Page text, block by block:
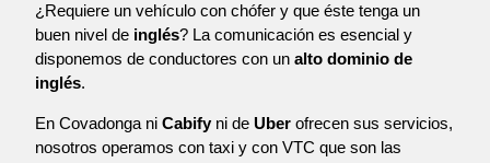
¿Requiere un vehículo con chófer y que éste tenga un
buen nivel de inglés? La comunicación es esencial y
disponemos de conductores con un alto dominio de
inglés.
En Covadonga ni Cabify ni de Uber ofrecen sus servicios,
nosotros operamos con taxi y con VTC que son las